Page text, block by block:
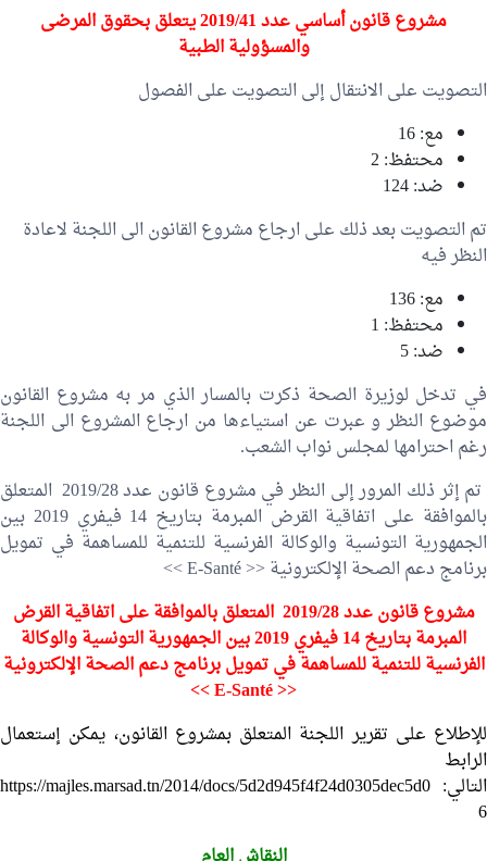
مشروع قانون أساسي عدد 2019/41 يتعلق بحقوق المرضى
والمسؤولية الطبية
التصويت على الانتقال إلى التصويت على الفصول
مع: 16
محتفظ: 2
ضد: 124
تم التصويت بعد ذلك على ارجاع مشروع القانون الى اللجنة لاعادة
النظر فيه
مع: 136
محتفظ: 1
ضد: 5
في تدخل لوزيرة الصحة ذكرت بالمسار الذي مر به مشروع القانون
موضوع النظر و عبرت عن استياءها من ارجاع المشروع الى اللجنة
رغم احترامها لمجلس نواب الشعب.
تم إثر ذلك المرور إلى النظر في مشروع قانون عدد 2019/28 المتعلق
بالموافقة على اتفاقية القرض المبرمة بتاريخ 14 فيفري 2019 بين
الجمهورية التونسية والوكالة الفرنسية للتنمية للمساهمة في تمويل
برنامج دعم الصحة الإلكترونية << E-Santé >>
مشروع قانون عدد 2019/28 المتعلق بالموافقة على اتفاقية القرض
المبرمة بتاريخ 14 فيفري 2019 بين الجمهورية التونسية والوكالة
الفرنسية للتنمية للمساهمة في تمويل برنامج دعم الصحة الإلكترونية
<< E-Santé >>
للإطلاع على تقرير اللجنة المتعلق بمشروع القانون، يمكن إستعمال
الرابط
التالي: https://majles.marsad.tn/2014/docs/5d2d945f4f24d0305dec5d0
6